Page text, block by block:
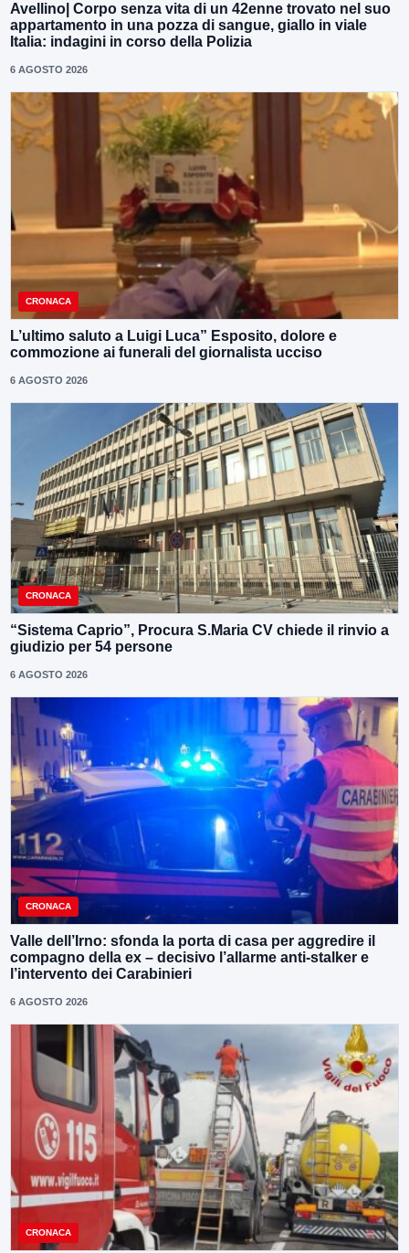
Avellino| Corpo senza vita di un 42enne trovato nel suo
appartamento in una pozza di sangue, giallo in viale
Italia: indagini in corso della Polizia
6 AGOSTO 2026
CRONACA
L’ultimo saluto a Luigi Luca” Esposito, dolore e
commozione ai funerali del giornalista ucciso
6 AGOSTO 2026
CRONACA
“Sistema Caprio”, Procura S.Maria CV chiede il rinvio a
giudizio per 54 persone
6 AGOSTO 2026
CRONACA
Valle dell’Irno: sfonda la porta di casa per aggredire il
compagno della ex – decisivo l’allarme anti-stalker e
l’intervento dei Carabinieri
6 AGOSTO 2026
CRONACA